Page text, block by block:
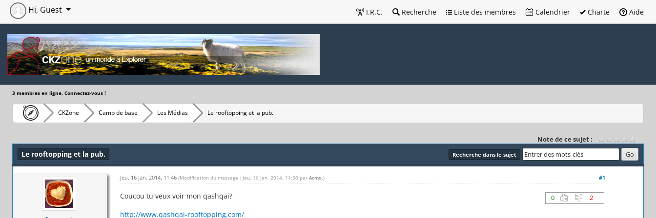
I.R.C. Recherche Liste des membres Calendrier Charte Aide
Hi, Guest
3 membres en ligne. Connectez-vous !
CKZone Camp de base Les Médias Le rooftopping et la pub.
Note de ce sujet :
Recherche dans le sujet
Le rooftopping et la pub.
#1
Jeu. 16 Jan. 2014, 11:46 (Modification du message : Jeu. 16 Jan. 2014, 11:50 par Acmo.)
0 2
Coucou tu veux voir mon qashqai?
http://www.qashqai-rooftopping.com/